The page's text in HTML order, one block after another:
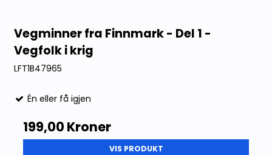
Vegminner fra Finnmark - Del 1 -
Vegfolk i krig
LFT1B47965
Én eller få igjen
199,00 Kroner
VIS PRODUKT